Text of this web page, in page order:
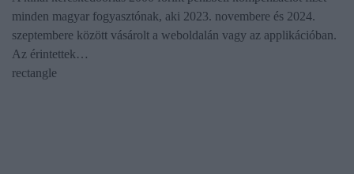
minden magyar fogyasztónak, aki 2023. novembere és 2024.
szeptembere között vásárolt a weboldalán vagy az applikációban.
Az érintettek…
rectangle